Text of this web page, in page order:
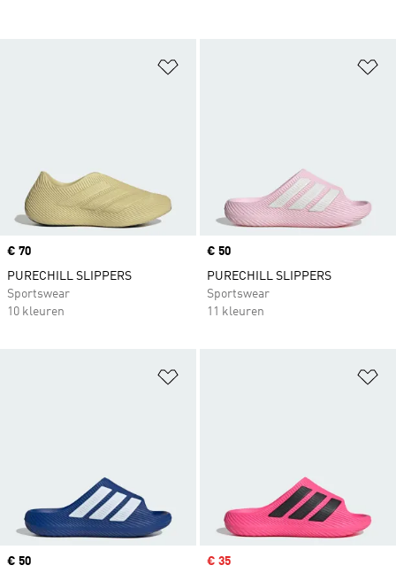
Price
€ 70
PURECHILL SLIPPERS
Sportswear
10 kleuren
Price
€ 50
PURECHILL SLIPPERS
Sportswear
11 kleuren
Price
€ 50
Sale price
€ 35